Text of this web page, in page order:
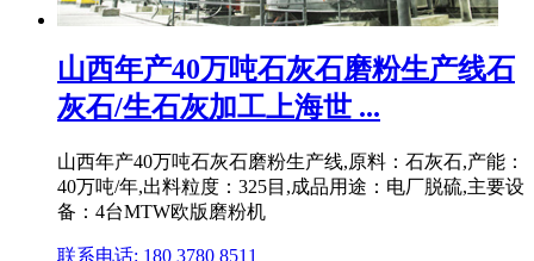
山西年产40万吨石灰石磨粉生产线石
灰石/生石灰加工上海世 ...
山西年产40万吨石灰石磨粉生产线,原料：石灰石,产能：
40万吨/年,出料粒度：325目,成品用途：电厂脱硫,主要设
备：4台MTW欧版磨粉机
联系电话: 180 3780 8511